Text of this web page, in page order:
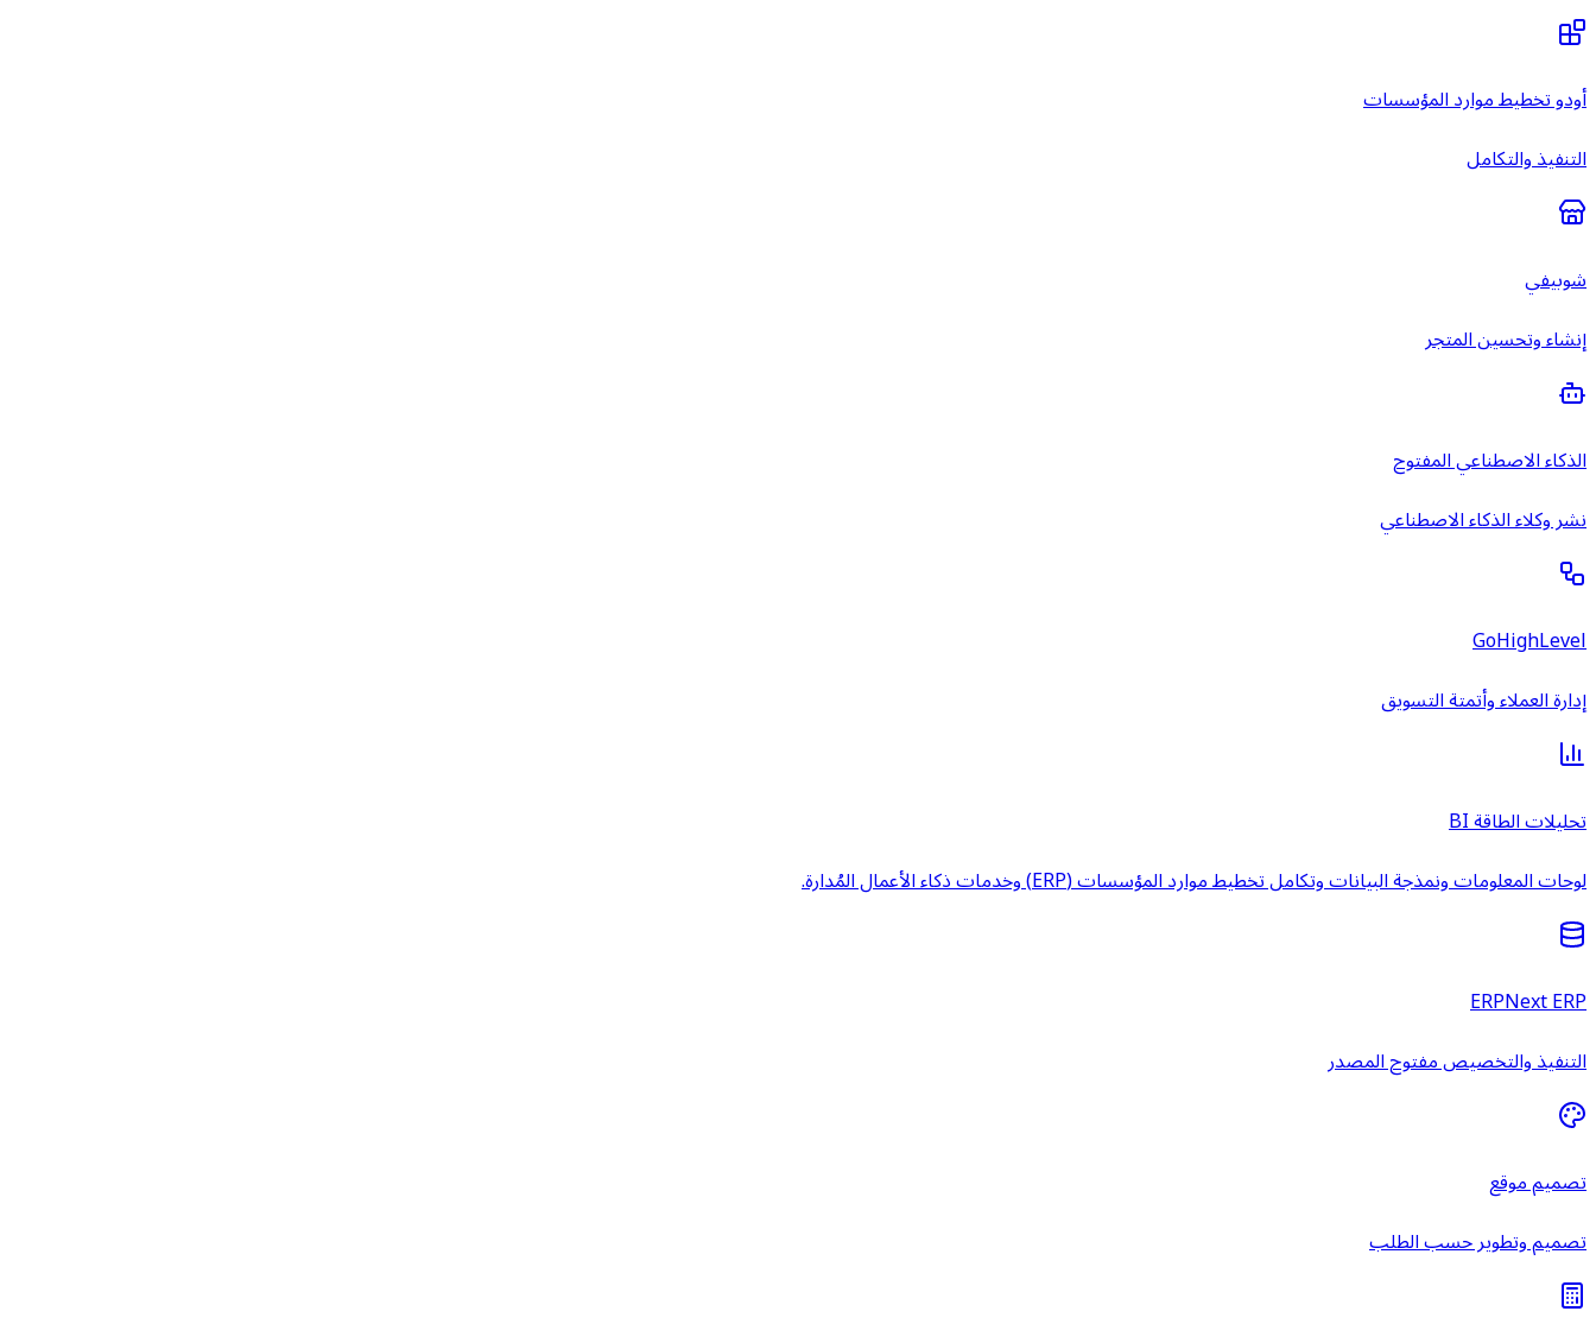
أودو تخطيط موارد المؤسسات
التنفيذ والتكامل
شوبيفي
إنشاء وتحسين المتجر
الذكاء الاصطناعي المفتوح
نشر وكلاء الذكاء الاصطناعي
GoHighLevel
إدارة العملاء وأتمتة التسويق
تحليلات الطاقة BI
لوحات المعلومات ونمذجة البيانات وتكامل تخطيط موارد المؤسسات (ERP) وخدمات ذكاء الأعمال المُدارة.
ERPNext ERP
التنفيذ والتخصيص مفتوح المصدر
تصميم موقع
تصميم وتطوير حسب الطلب